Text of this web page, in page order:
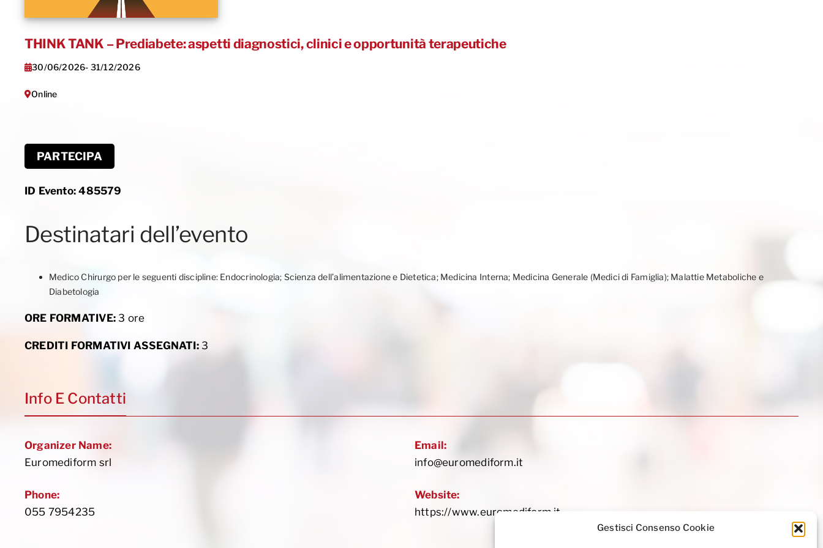
Gestisci Consenso Cookie
THINK TANK – Prediabete: aspetti diagnostici, clinici e opportunità terapeutiche
30/06/2026- 31/12/2026
Online
PARTECIPA
ID Evento:485579
Destinatari dell’evento
Medico Chirurgo per le seguenti discipline: Endocrinologia; Scienza dell’alimentazione e Dietetica; Medicina Interna; Medicina Generale (Medici di Famiglia); Malattie Metaboliche e
Diabetologia
ORE FORMATIVE:3 ore
CREDITI FORMATIVI ASSEGNATI:3
Info E Contatti
Organizer Name:
Euromediform srl
Phone:
055 7954235
Email:
info@euromediform.it
Website:
https://www.euromediform.it